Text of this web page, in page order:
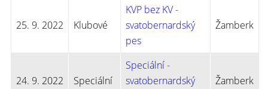
25. 9. 2022 Klubové
KVP bez KV -
svatobernardský
pes
Žamberk
24. 9. 2022 Speciální
Speciální -
svatobernardský
Žamberk